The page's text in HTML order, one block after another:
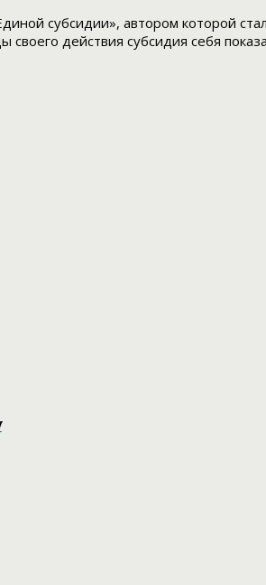
субсидии», автором которой
действия субсидия себя